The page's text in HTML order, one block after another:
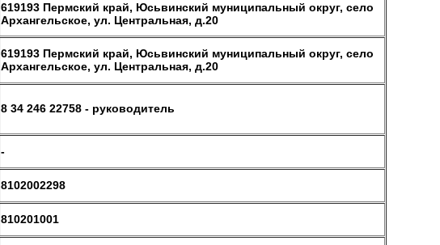
619193 Пермский край, Юсьвинский муниципальный округ, село
Архангельское, ул. Центральная, д.20
619193 Пермский край, Юсьвинский муниципальный округ, село
Архангельское, ул. Центральная, д.20
8 34 246 22758 - руководитель
-
8102002298
810201001